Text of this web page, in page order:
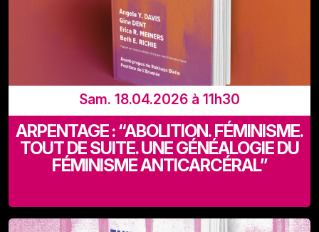
Sam. 18.04.2026 à 11h30
ARPENTAGE : “ABOLITION. FÉMINISME.
TOUT DE SUITE. UNE GÉNÉALOGIE DU
FÉMINISME ANTICARCÉRAL”